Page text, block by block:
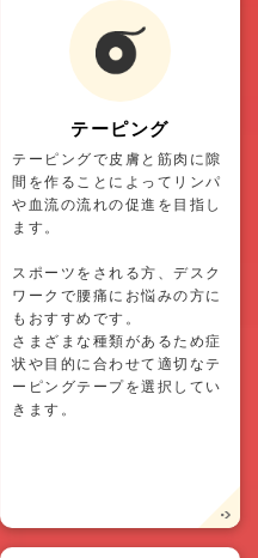
テーピング
テーピングで皮膚と筋肉に隙
間を作ることによってリンパ
や血流の流れの促進を目指し
ます。
スポーツをされる方、デスク
ワークで腰痛にお悩みの方に
もおすすめです。
さまざまな種類があるため症
状や目的に合わせて適切なテ
ーピングテープを選択してい
きます。